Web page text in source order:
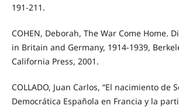
191-211.
COHEN, Deborah, The War Come Home.
in Britain and Germany, 1914-1939,
California Press, 2001.
COLLADO, Juan Carlos, “El nacimiento de
Democrática Española en Francia y la